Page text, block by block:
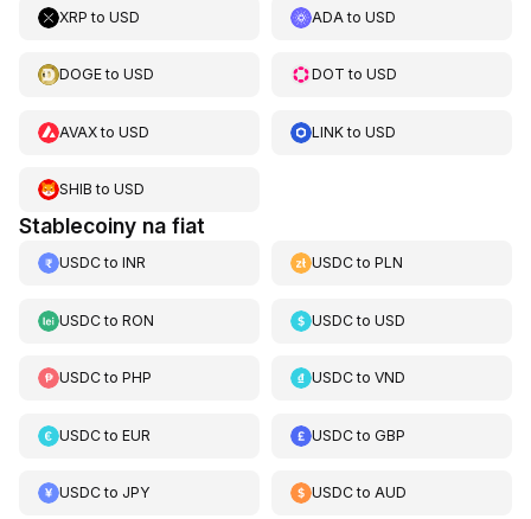
XRP to USD ADA toUSD
DOGEto USD DOT toUSD
AVAXto USD LINKtoUSD
SHIB to USD
Stablecoiny na fiat
USDCto INR USDCtoPLN
USDCto RON USDCtoUSD
USDCto PHP USDCtoVND
USDCto EUR USDCtoGBP
USDCto JPY USDCtoAUD